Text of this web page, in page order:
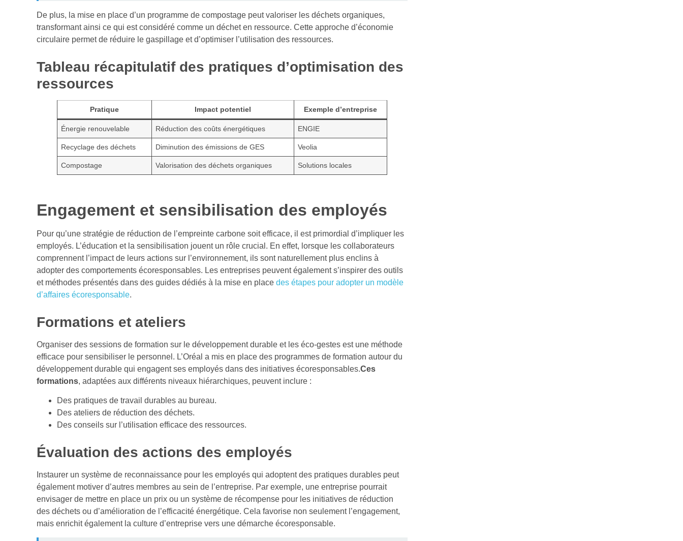
De plus, la mise en place d’un programme de compostage peut valoriser les déchets organiques,
transformant ainsi ce qui est considéré comme un déchet en ressource. Cette approche d’économie
circulaire permet de réduire le gaspillage et d’optimiser l’utilisation des ressources.
Tableau récapitulatif des pratiques d’optimisation des
ressources
Pratique Impact potentiel Exemple d’entreprise
Énergie renouvelable Réduction des coûts énergétiques ENGIE
Recyclage des déchets Diminution des émissions de GES Veolia
Compostage Valorisation des déchets organiques Solutions locales
Engagement et sensibilisation des employés
Pour qu’une stratégie de réduction de l’empreinte carbone soit efficace, il est primordial d’impliquer les
employés. L’éducation et la sensibilisation jouent un rôle crucial. En effet, lorsque les collaborateurs
comprennent l’impact de leurs actions sur l’environnement, ils sont naturellement plus enclins à
adopter des comportements écoresponsables. Les entreprises peuvent également s’inspirer des outils
et méthodes présentés dans des guides dédiés à la mise en place des étapes pour adopter un modèle
d’affaires écoresponsable.
Formations et ateliers
Organiser des sessions de formation sur le développement durable et les éco-gestes est une méthode
efficace pour sensibiliser le personnel. L’Oréal a mis en place des programmes de formation autour du
développement durable qui engagent ses employés dans des initiatives écoresponsables.Ces
formations, adaptées aux différents niveaux hiérarchiques, peuvent inclure :
Des pratiques de travail durables au bureau.
Des ateliers de réduction des déchets.
Des conseils sur l’utilisation efficace des ressources.
Évaluation des actions des employés
Instaurer un système de reconnaissance pour les employés qui adoptent des pratiques durables peut
également motiver d’autres membres au sein de l’entreprise. Par exemple, une entreprise pourrait
envisager de mettre en place un prix ou un système de récompense pour les initiatives de réduction
des déchets ou d’amélioration de l’efficacité énergétique. Cela favorise non seulement l’engagement,
mais enrichit également la culture d’entreprise vers une démarche écoresponsable.